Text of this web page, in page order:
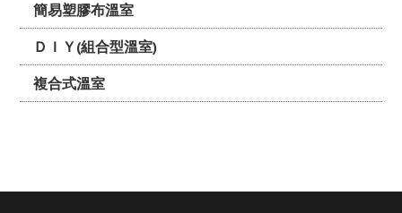
簡易塑膠布溫室
ＤＩＹ(組合型溫室)
複合式溫室